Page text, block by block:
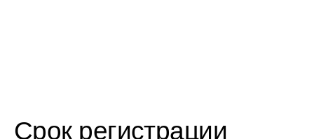
Срок регистрации